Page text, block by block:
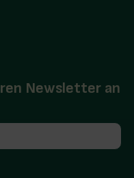
Newsletter an